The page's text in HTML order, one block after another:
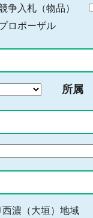
争入札（物品）
ロポーザル
所属
西濃（大垣）地域